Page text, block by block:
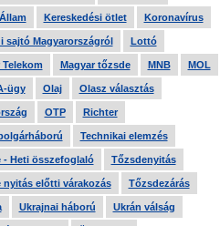
Kereskedési ötlet Koronavírus
sajtó Magyarországról Lottó
Telekom Magyar tőzsde MNB MOL
ügy Olaj Olasz választás
OTP Richter
Technikai elemzés
- Heti összefoglaló Tőzsdenyitás
nyitás előtti várakozás Tőzsdezárás
Ukrajnai háború Ukrán válság